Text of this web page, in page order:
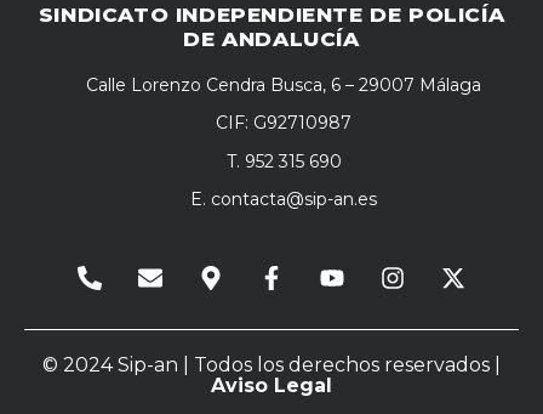
SINDICATO INDEPENDIENTE DE POLICÍA
DE ANDALUCÍA
Calle Lorenzo Cendra Busca, 6 – 29007 Málaga
CIF: G92710987
T. 952 315 690
E. contacta@sip-an.es
© 2024 Sip-an | Todos los derechos reservados |
Aviso Legal